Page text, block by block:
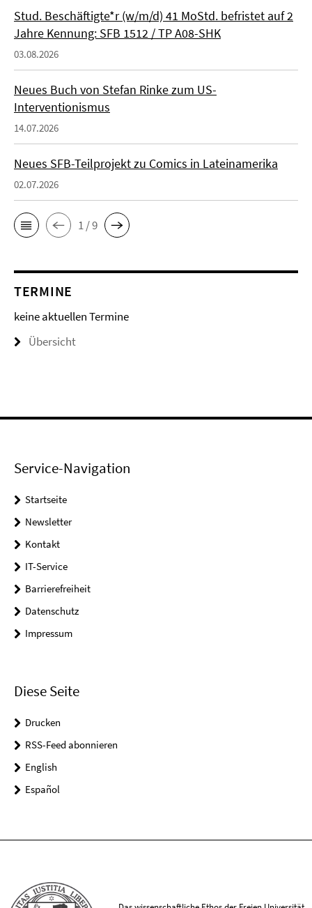
Stud. Beschäftigte*r (w/m/d) 41 MoStd. befristet auf 2
Jahre Kennung: SFB 1512 / TP A08-SHK
03.08.2026
Neues Buch von Stefan Rinke zum US-
Interventionismus
14.07.2026
Neues SFB-Teilprojekt zu Comics in Lateinamerika
02.07.2026
1 / 9
TERMINE
keine aktuellen Termine
Übersicht
Service-Navigation
Startseite
Newsletter
Kontakt
IT-Service
Barrierefreiheit
Datenschutz
Impressum
Diese Seite
Drucken
RSS-Feed abonnieren
English
Español